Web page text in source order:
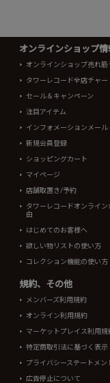
オンラインショップ情
オンラインショップ売れ筋
タワーレコード全店チャー
セール＆キャンペーン
注目アイテム
インフォメーションメール
新規会員登録
ショッピングカート
マイページ
店舗取置き/予約
タワーレコードオンライ
由
はじめてのお客様へ
欲しい物リストの使い方
コレクション機能の使い方
規約、その他
メンバーズ利用規約
オンライン利用規約
マーケットプレイス利用規
特定商取引法に基づく表示
プライバシーステートメン
広告停止について